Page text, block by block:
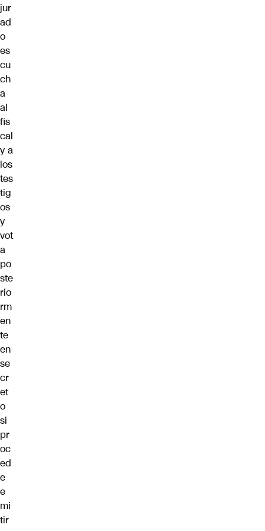
jur
ad
o
es
cu
ch
a
al
fis
cal
y a
los
tes
tig
os
y
vot
a
po
ste
rio
rm
en
te
en
se
cr
et
o
si
pr
oc
ed
e
e
mi
tir